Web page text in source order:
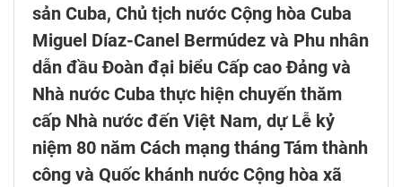
sản Cuba, Chủ tịch nước Cộng hòa Cuba
Miguel Díaz-Canel Bermúdez và Phu nhân
dẫn đầu Đoàn đại biểu Cấp cao Đảng và
Nhà nước Cuba thực hiện chuyến thăm
cấp Nhà nước đến Việt Nam, dự Lễ kỷ
niệm 80 năm Cách mạng tháng Tám thành
công và Quốc khánh nước Cộng hòa xã